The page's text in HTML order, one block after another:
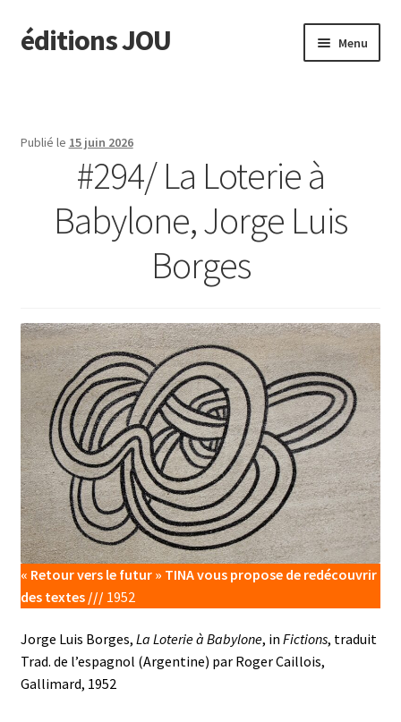
Aller
à
Aller
au
éditions JOU Menu
Actus
Catalogue
enfant
Presse/Notes
Contact
Publié le 15 juin 2026
#294/ La Loterie à
Babylone, Jorge Luis
Borges
« Retour vers le futur » TINA vous propose de redécouvrir
des textes /// 1952
Jorge Luis Borges, La Loterie à Babylone, in Fictions, traduit
Trad. de l’espagnol (Argentine) par Roger Caillois,
Gallimard, 1952